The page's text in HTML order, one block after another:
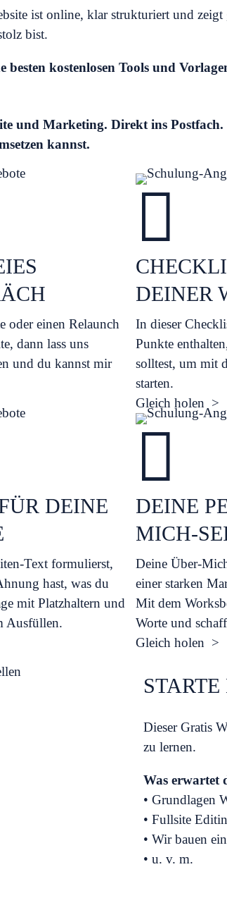
ist online, klar strukturiert und
bist.
besten kostenlosen Tools und
und Marketing. Direkt ins Postfach.
kannst.
oder einen Relaunch
dann lass uns
und du kannst mir

DEINER
In dieser
Punkte
solltest, um mit
starten.
Gleich holen >
DEINE
Text formulierst,
hast, was du
mit Platzhaltern und
Ausfüllen.

DEINE
MICH-
Deine Über-
einer starken
Mit dem
Worte und
Gleich holen >
Dieser Gratis
zu lernen.
Was erwartet
• Grundlagen
• Fullsite
• Wir bauen
• u. v. m.